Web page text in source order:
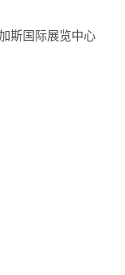
斯国际展览中心